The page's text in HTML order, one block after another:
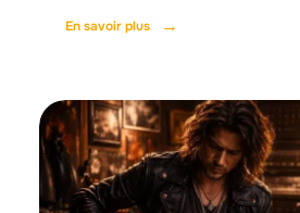
En savoir plus